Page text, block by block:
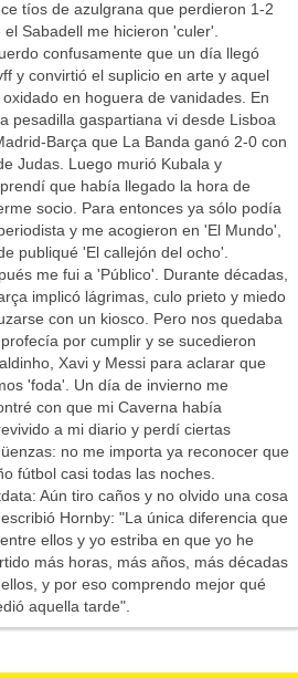
tíos de azulgrana que perdieron 1-2
el Sabadell me hicieron 'culer'.
confusamente que un día llegó
y convirtió el suplicio en arte y aquel
oxidado en hoguera de vanidades. En
pesadilla gaspartiana vi desde Lisboa
Barça que La Banda ganó 2-0 con
Judas. Luego murió Kubala y
que había llegado la hora de
socio. Para entonces ya sólo podía
y me acogieron en 'El Mundo',
publiqué 'El callejón del ocho'.
me fui a 'Público'. Durante décadas,
implicó lágrimas, culo prieto y miedo
con un kiosco. Pero nos quedaba
por cumplir y se sucedieron
Xavi y Messi para aclarar que
'foda'. Un día de invierno me
con que mi Caverna había
a mi diario y perdí ciertas
no me importa ya reconocer que
fútbol casi todas las noches.
Aún tiro caños y no olvido una cosa
Hornby: "La única diferencia que
ellos y yo estriba en que yo he
más horas, más años, más décadas
y por eso comprendo mejor qué
aquella tarde".